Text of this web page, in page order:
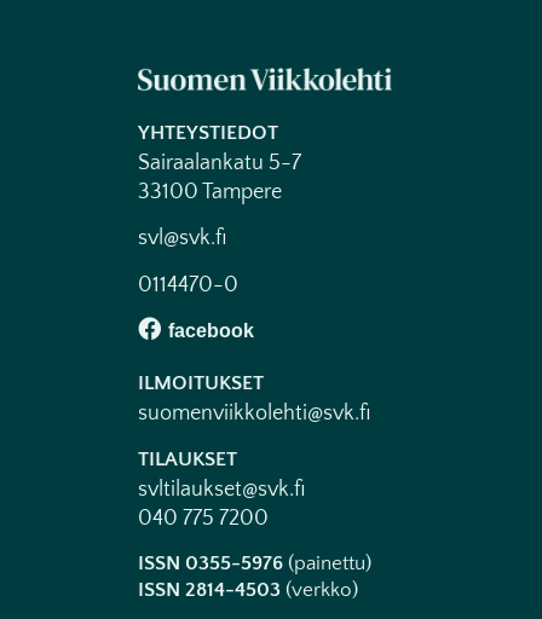
YHTEYSTIEDOT
Sairaalankatu 5-7
33100 Tampere
svl@svk.fi
0114470-0
ILMOITUKSET
suomenviikkolehti@svk.fi
TILAUKSET
svltilaukset@svk.fi
040 775 7200
ISSN 0355-5976 (painettu)
ISSN 2814-4503 (verkko)